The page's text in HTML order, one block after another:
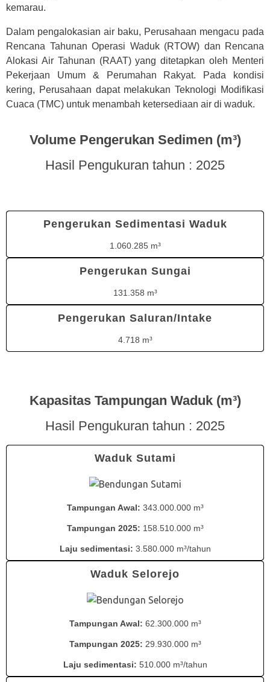
kemarau.
Dalam pengalokasian air baku, Perusahaan mengacu pada
Rencana Tahunan Operasi Waduk (RTOW) dan Rencana
Alokasi Air Tahunan (RAAT) yang ditetapkan oleh Menteri
Pekerjaan Umum & Perumahan Rakyat. Pada kondisi
kering, Perusahaan dapat melakukan Teknologi Modifikasi
Cuaca (TMC) untuk menambah ketersediaan air di waduk.
Volume Pengerukan Sedimen (m³)
Hasil Pengukuran tahun : 2025
Pengerukan Sedimentasi Waduk
1.060.285 m³
Pengerukan Sungai
131.358 m³
Pengerukan Saluran/Intake
4.718 m³
Kapasitas Tampungan Waduk (m³)
Hasil Pengukuran tahun : 2025
Waduk Sutami
Tampungan Awal: 343.000.000 m³
Tampungan 2025: 158.510.000 m³
Laju sedimentasi: 3.580.000 m³/tahun
Waduk Selorejo
Tampungan Awal: 62.300.000 m³
Tampungan 2025: 29.930.000 m³
Laju sedimentasi: 510.000 m³/tahun